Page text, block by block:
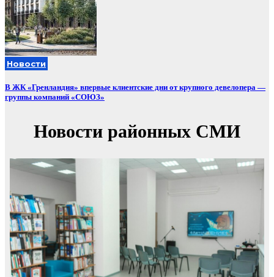
Новости
В ЖК «Гренландия» впервые клиентские дни от крупного девелопера —
группы компаний «СОЮЗ»